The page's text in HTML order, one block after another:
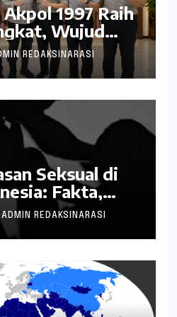
1997 Raih
Wujud
Pengabdian
REDAKSINARASI
Seksual di
Fakta,
dan Tantangan
ADMIN REDAKSINARASI